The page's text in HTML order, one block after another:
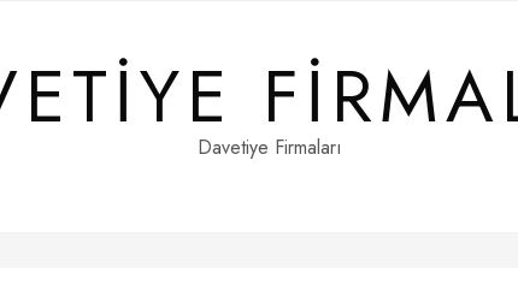
Davetiye Firmaları